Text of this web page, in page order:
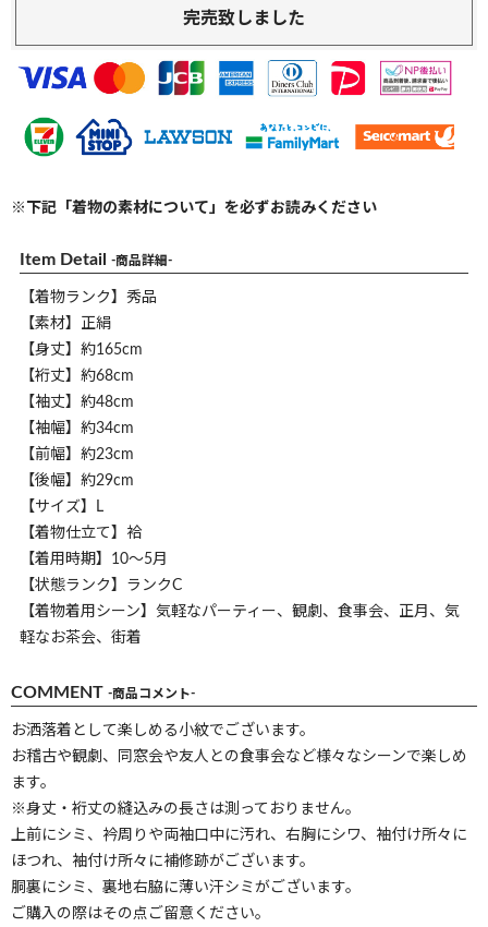
完売致しました
※下記「着物の素材について」を必ずお読みください
Item Detail -商品詳細-
【着物ランク】秀品
【素材】正絹
【身丈】約165cm
【裄丈】約68cm
【袖丈】約48cm
【袖幅】約34cm
【前幅】約23cm
【後幅】約29cm
【サイズ】L
【着物仕立て】袷
【着用時期】10～5月
【状態ランク】ランクC
【着物着用シーン】気軽なパーティー、観劇、食事会、正月、気
軽なお茶会、街着
COMMENT -商品コメント-
お洒落着として楽しめる小紋でございます。
お稽古や観劇、同窓会や友人との食事会など様々なシーンで楽しめ
ます。
※身丈・裄丈の縫込みの長さは測っておりません。
上前にシミ、衿周りや両袖口中に汚れ、右胸にシワ、袖付け所々に
ほつれ、袖付け所々に補修跡がございます。
胴裏にシミ、裏地右脇に薄い汗シミがございます。
ご購入の際はその点ご留意ください。